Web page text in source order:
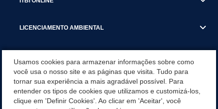
LICENCIAMENTO AMBIENTAL
SERVIÇOS
Usamos cookies para armazenar informações sobre como
você usa o nosso site e as páginas que visita. Tudo para
tornar sua experiência a mais agradável possível. Para
entender os tipos de cookies que utilizamos e customizá-los,
clique em 'Definir Cookies'. Ao clicar em 'Aceitar', você